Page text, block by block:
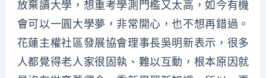
放棄讀大學，想重考學測門檻又太高，如今有機
會可以一圓大學夢，非常開心，也不想再錯過。
花蓮主權社區發展協會理事長吳明新表示，很多
人都覺得老人家很固執、難以互動，根本原因就